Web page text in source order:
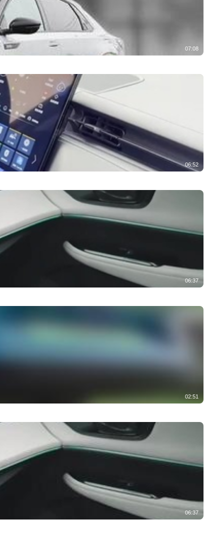
07:08
06:52
06:37
02:51
06:37